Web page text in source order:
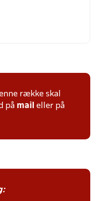
række skal
på mail eller på